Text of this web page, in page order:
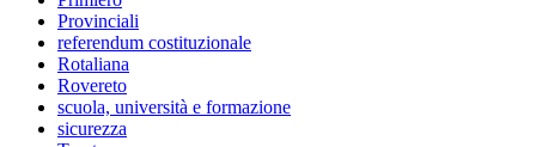
Provinciali
referendum costituzionale
Rotaliana
Rovereto
scuola, università e formazione
sicurezza